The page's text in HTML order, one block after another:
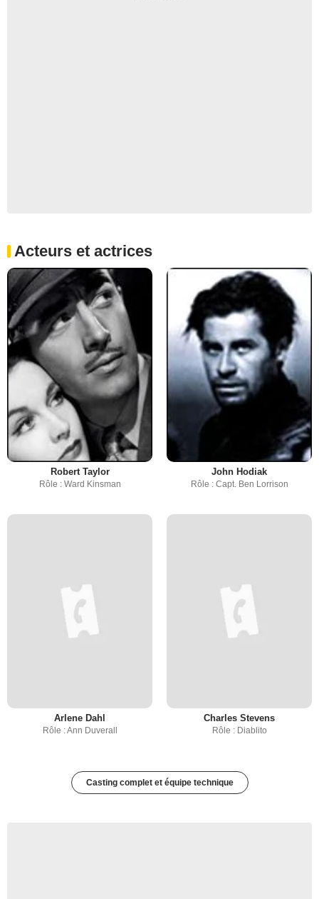
Acteurs et actrices
Robert Taylor
Rôle : Ward Kinsman
John Hodiak
Rôle : Capt. Ben Lorrison
Arlene Dahl
Rôle : Ann Duverall
Charles Stevens
Rôle : Diablito
Casting complet et équipe technique